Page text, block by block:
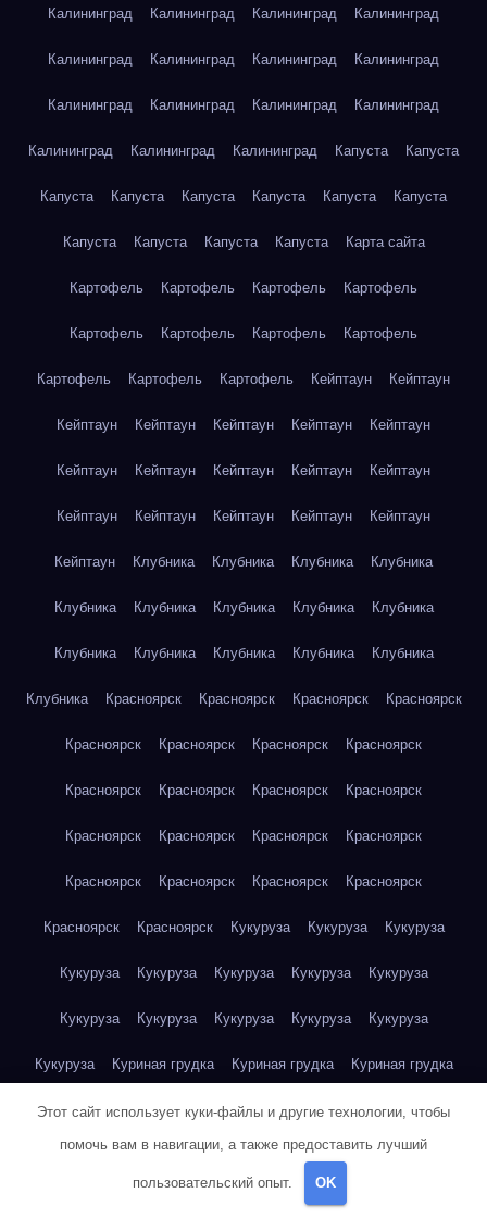
Калининград Калининград Калининград Калининград
Калининград Калининград Калининград Калининград
Калининград Калининград Калининград Калининград
Калининград Калининград Калининград Капуста Капуста
Капуста Капуста Капуста Капуста Капуста Капуста
Капуста Капуста Капуста Капуста Карта сайта
Картофель Картофель Картофель Картофель
Картофель Картофель Картофель Картофель
Картофель Картофель Картофель Кейптаун Кейптаун
Кейптаун Кейптаун Кейптаун Кейптаун Кейптаун
Кейптаун Кейптаун Кейптаун Кейптаун Кейптаун
Кейптаун Кейптаун Кейптаун Кейптаун Кейптаун
Кейптаун Клубника Клубника Клубника Клубника
Клубника Клубника Клубника Клубника Клубника
Клубника Клубника Клубника Клубника Клубника
Клубника Красноярск Красноярск Красноярск Красноярск
Красноярск Красноярск Красноярск Красноярск
Красноярск Красноярск Красноярск Красноярск
Красноярск Красноярск Красноярск Красноярск
Красноярск Красноярск Красноярск Красноярск
Красноярск Красноярск Кукуруза Кукуруза Кукуруза
Кукуруза Кукуруза Кукуруза Кукуруза Кукуруза
Кукуруза Кукуруза Кукуруза Кукуруза Кукуруза
Кукуруза Куриная грудка Куриная грудка Куриная грудка
Куриная грудка Куриная грудка Куриная грудка
Куриная грудка Куриная грудка
Куриная грудка
Этот сайт использует куки-файлы и другие технологии, чтобы
помочь вам в навигации, а также предоставить лучший
пользовательский опыт. OK